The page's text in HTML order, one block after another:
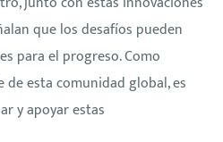
que los desafíos pueden
para el progreso. Como
esta comunidad global, es
y apoyar estas